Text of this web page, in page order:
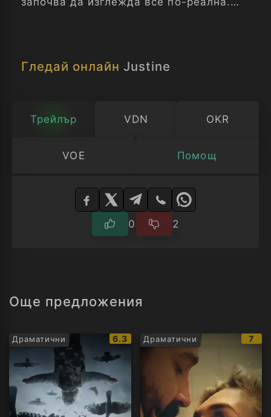
Гледай онлайн Justine
Трейлър VDN OKR
VOE Помощ
Изберете
0 2
Още предложения
Драматични
IMDb
рейтинг:
6.3 Драматични 7